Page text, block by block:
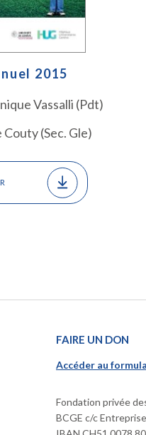
2015
Vassalli (Pdt)
(Sec. Gle)
FAIRE UN DON
Accéder au
Fondation privée
BCGE c/c